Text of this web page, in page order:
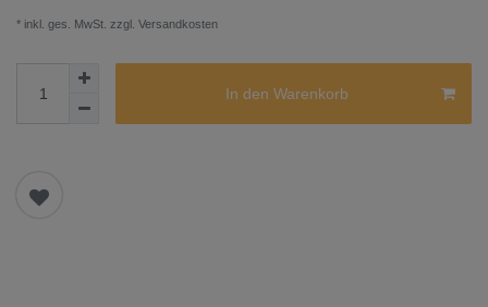
* inkl. ges. MwSt. zzgl. Versandkosten
In den Warenkorb